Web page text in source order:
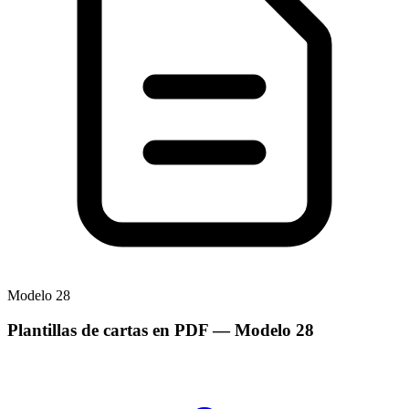
Modelo 28
Plantillas de cartas en PDF— Modelo 28